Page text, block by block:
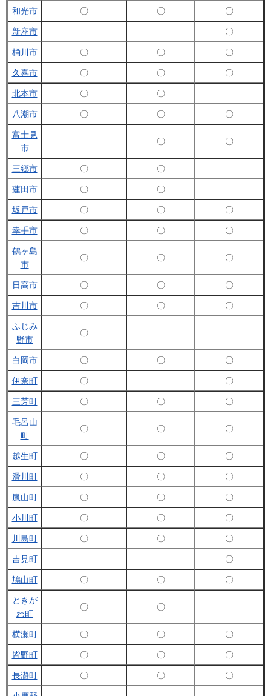
和光市 〇 〇 〇
新座市 〇
桶川市 〇 〇 〇
久喜市 〇 〇 〇
北本市 〇 〇
八潮市 〇 〇 〇
富士見
市
〇 〇
三郷市 〇 〇
蓮田市 〇 〇
坂戸市 〇 〇 〇
幸手市 〇 〇 〇
鶴ヶ島
市
〇 〇 〇
日高市 〇 〇 〇
吉川市 〇 〇 〇
ふじみ
野市
〇
白岡市 〇 〇 〇
伊奈町 〇 〇
三芳町 〇 〇 〇
毛呂山
町
〇 〇 〇
越生町 〇 〇 〇
滑川町 〇 〇 〇
嵐山町 〇 〇 〇
小川町 〇 〇 〇
川島町 〇 〇 〇
吉見町 〇
鳩山町 〇 〇 〇
ときが
わ町
〇 〇
横瀬町 〇 〇 〇
皆野町 〇 〇 〇
長瀞町 〇 〇 〇